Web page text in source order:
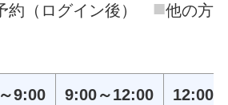
約（ログイン後） ■他の方
9:00 9:00～12:00 12:00